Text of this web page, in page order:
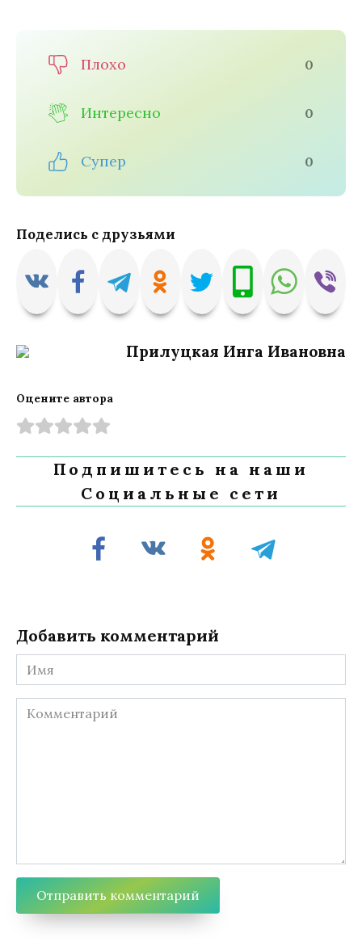
Плохо 0
Интересно 0
Супер 0
Поделись с друзьями
Прилуцкая Инга Ивановна
Оцените автора
Подпишитесь на наши
Социальные сети
Добавить комментарий
Имя
Комментарий